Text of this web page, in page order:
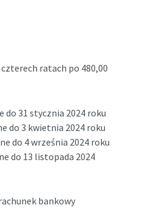
czterech ratach po 480,00
do 31 stycznia 2024 roku
do 3 kwietnia 2024 roku
do 4 września 2024 roku
do 13 listopada 2024
bankowy